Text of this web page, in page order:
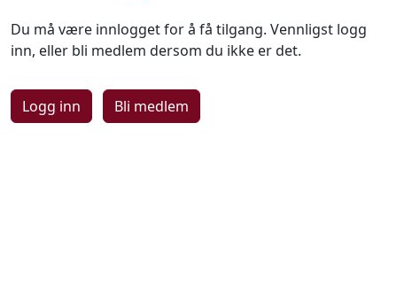
Du må være innlogget for å få tilgang. Vennligst logg
inn, eller bli medlem dersom du ikke er det.
Logg inn